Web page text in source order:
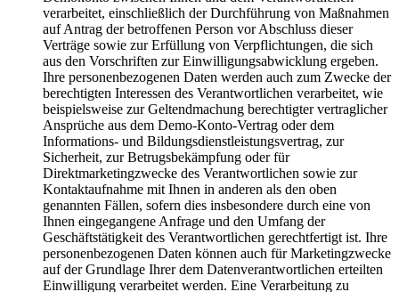
verarbeitet, einschließlich der Durchführung von Maßnahmen
auf Antrag der betroffenen Person vor Abschluss dieser
Verträge sowie zur Erfüllung von Verpflichtungen, die sich
aus den Vorschriften zur Einwilligungsabwicklung ergeben.
Ihre personenbezogenen Daten werden auch zum Zwecke der
berechtigten Interessen des Verantwortlichen verarbeitet, wie
beispielsweise zur Geltendmachung berechtigter vertraglicher
Ansprüche aus dem Demo-Konto-Vertrag oder dem
Informations- und Bildungsdienstleistungsvertrag, zur
Sicherheit, zur Betrugsbekämpfung oder für
Direktmarketingzwecke des Verantwortlichen sowie zur
Kontaktaufnahme mit Ihnen in anderen als den oben
genannten Fällen, sofern dies insbesondere durch eine von
Ihnen eingegangene Anfrage und den Umfang der
Geschäftstätigkeit des Verantwortlichen gerechtfertigt ist. Ihre
personenbezogenen Daten können auch für Marketingzwecke
auf der Grundlage Ihrer dem Datenverantwortlichen erteilten
Einwilligung verarbeitet werden. Eine Verarbeitung zu